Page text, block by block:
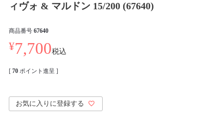
ィヴォ & マルドン 15/200 (67640)
商品番号 67640
¥7,700税込
[ 70 ポイント進呈 ]
お気に入りに登録する